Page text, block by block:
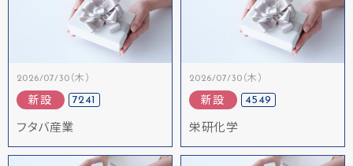
2026/07/30（木）
新設 7241
フタバ産業
2026/07/30（木）
新設 4549
栄研化学